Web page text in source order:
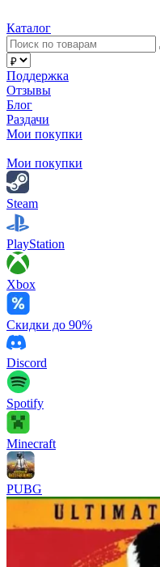
Каталог
Поддержка
Отзывы
Блог
Раздачи
Мои покупки
Мои покупки
Steam
PlayStation
Xbox
Скидки до 90%
Discord
Spotify
Minecraft
PUBG